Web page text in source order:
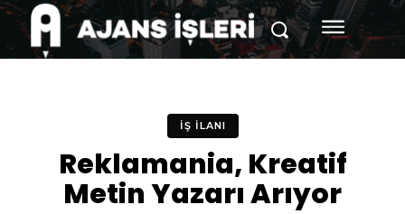
İŞ İLANI
Reklamania, Kreatif
Metin Yazarı Arıyor